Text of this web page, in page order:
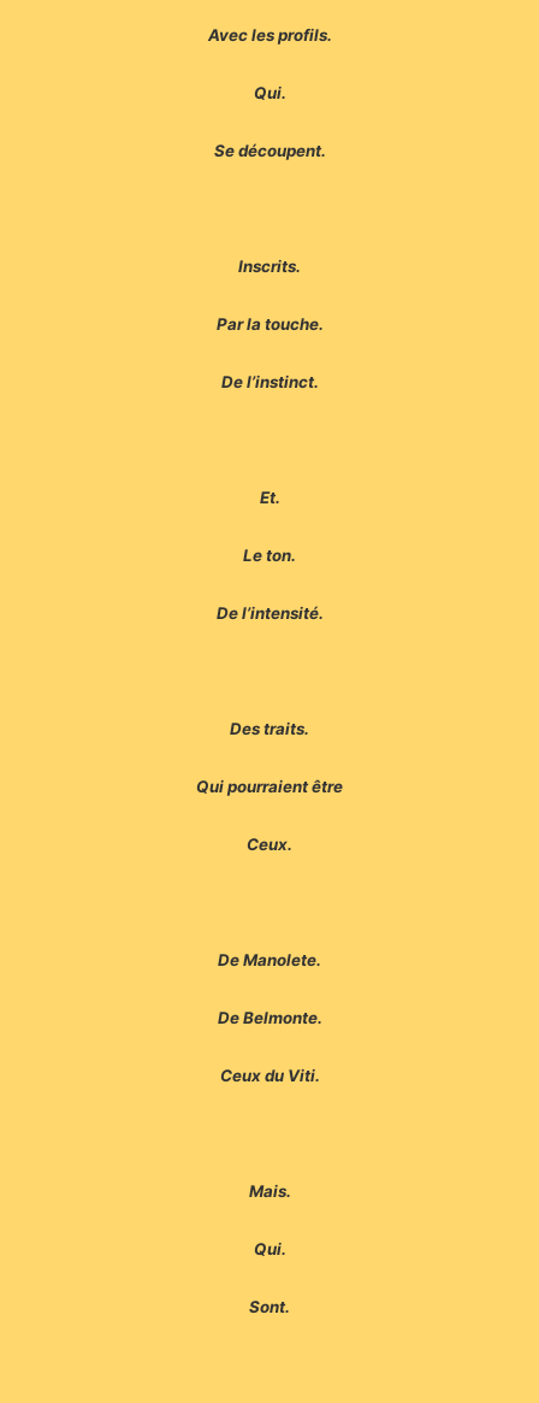
Avec les profils.
Qui.
Se découpent.
Inscrits.
Par la touche.
De l’instinct.
Et.
Le ton.
De l’intensité.
Des traits.
Qui pourraient être
Ceux.
De Manolete.
De Belmonte.
Ceux du Viti.
Mais.
Qui.
Sont.